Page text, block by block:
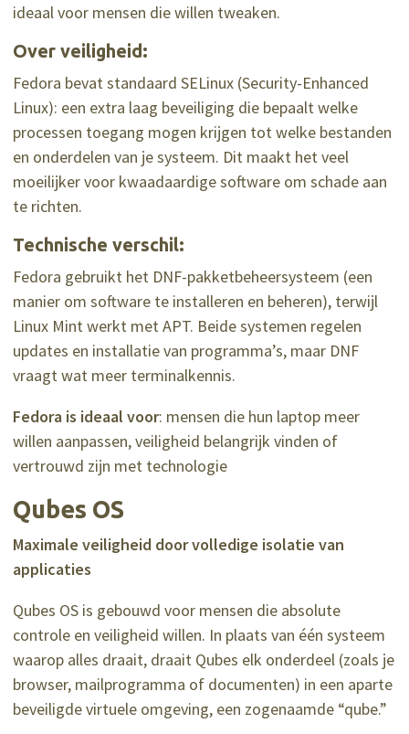
ideaal voor mensen die willen tweaken.
Over veiligheid:
Fedora bevat standaard SELinux (Security-Enhanced
Linux): een extra laag beveiliging die bepaalt welke
processen toegang mogen krijgen tot welke bestanden
en onderdelen van je systeem. Dit maakt het veel
moeilijker voor kwaadaardige software om schade aan
te richten.
Technische verschil:
Fedora gebruikt het DNF-pakketbeheersysteem (een
manier om software te installeren en beheren), terwijl
Linux Mint werkt met APT. Beide systemen regelen
updates en installatie van programma’s, maar DNF
vraagt wat meer terminalkennis.
Fedora is ideaal voor: mensen die hun laptop meer
willen aanpassen, veiligheid belangrijk vinden of
vertrouwd zijn met technologie
Qubes OS
Maximale veiligheid door volledige isolatie van
applicaties
Qubes OS is gebouwd voor mensen die absolute
controle en veiligheid willen. In plaats van één systeem
waarop alles draait, draait Qubes elk onderdeel (zoals je
browser, mailprogramma of documenten) in een aparte
beveiligde virtuele omgeving, een zogenaamde “qube.”